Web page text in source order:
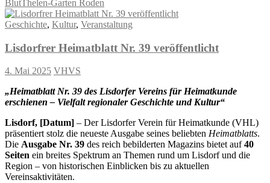
BlutThelen-Garten Roden
Geschichte, Kultur, Veranstaltung
Lisdorfrer Heimatblatt Nr. 39 veröffentlicht
4. Mai 2025 VHVS
„Heimatblatt Nr. 39 des Lisdorfer Vereins für Heimatkunde
erschienen – Vielfalt regionaler Geschichte und Kultur“
Lisdorf, [Datum] – Der Lisdorfer Verein für Heimatkunde (VHL)
präsentiert stolz die neueste Ausgabe seines beliebten Heimatblatts.
Die Ausgabe Nr. 39 des reich bebilderten Magazins bietet auf40
Seiten ein breites Spektrum an Themen rund um Lisdorf und die
Region – von historischen Einblicken bis zu aktuellen
Vereinsaktivitäten.